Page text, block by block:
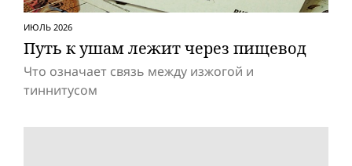
ИЮЛЬ 2026
Путь к ушам лежит через пищевод
Что означает связь между изжогой и
тиннитусом